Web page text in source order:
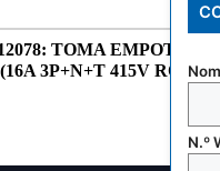
TOMA
(16A 3P+N+T 415V ROJO
N.º